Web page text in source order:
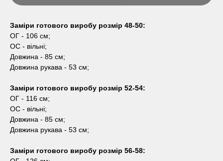
Заміри готового виробу розмір 48-50:
ОГ - 106 см;
ОС - вільні;
Довжина - 85 см;
Довжина рукава - 53 см;
Заміри готового виробу розмір 52-54:
ОГ - 116 см;
ОС - вільні;
Довжина - 85 см;
Довжина рукава - 53 см;
Заміри готового виробу розмір 56-58: